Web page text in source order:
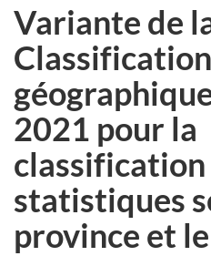
Variante de
Classification
2021 pour la
classification
statistiques
province et